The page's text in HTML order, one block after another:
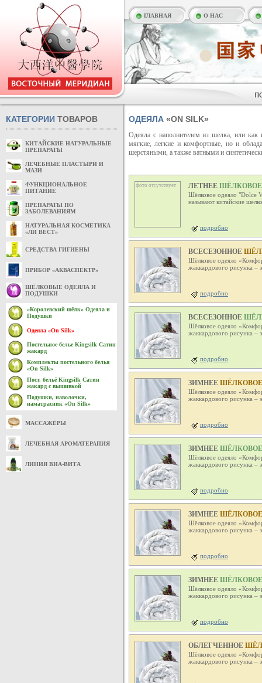
ГЛАВНАЯ О НАС
КАТЕГОРИИ ТОВАРОВ
КИТАЙСКИЕ НАТУРАЛЬНЫЕ
ПРЕПАРАТЫ
ЛЕЧЕБНЫЕ ПЛАСТЫРИ И
МАЗИ
ФУНКЦИОНАЛЬНОЕ
ПИТАНИЕ
ПРЕПАРАТЫ ПО
ЗАБОЛЕВАНИЯМ
НАТУРАЛЬНАЯ КОСМЕТИКА
«ЛИ ВЕСТ»
СРЕДСТВА ГИГИЕНЫ
ПРИБОР «АКВАСПЕКТР»
ШЁЛКОВЫЕ ОДЕЯЛА И
ПОДУШКИ
«Королевский шёлк» Одеяла и
Подушки
Одеяла «On Silk»
Постельное белье Kingsilk Сатин
жакард
Комплекты постельного белья
«On Silk»
Пост. бельё Kingsilk Сатин
жакард с вышивкой
Подушки, наволочки,
наматрасник «On Silk»
МАССАЖЁРЫ
ЛЕЧЕБНАЯ АРОМАТЕРАПИЯ
ЛИНИЯ ВИА-ВИТА
ОДЕЯЛА «ON SILK»
Одеяла с наполнителем из шелка, или как
мягкие, легкие и комфортные, но и
шерстяными, а также ватными и
фото отсутствует ЛЕТНЕЕШЁЛКОВОЕ
Шёлковое одеяло "Dolce
называют китайские
подробно
ВСЕСЕЗОННОЕ
Шёлковое одеяло
жаккардового рисунка –
подробно
ВСЕСЕЗОННОЕ
Шёлковое одеяло
жаккардового рисунка –
подробно
ЗИМНЕЕШЁЛКОВОЕ
Шёлковое одеяло
жаккардового рисунка –
подробно
ЗИМНЕЕШЁЛКОВОЕ
Шёлковое одеяло
жаккардового рисунка –
подробно
ЗИМНЕЕШЁЛКОВОЕ
Шёлковое одеяло
жаккардового рисунка –
подробно
ЗИМНЕЕШЁЛКОВОЕ
Шёлковое одеяло
жаккардового рисунка –
подробно
ОБЛЕГЧЕННОЕ
Шёлковое одеяло
жаккардового рисунка –